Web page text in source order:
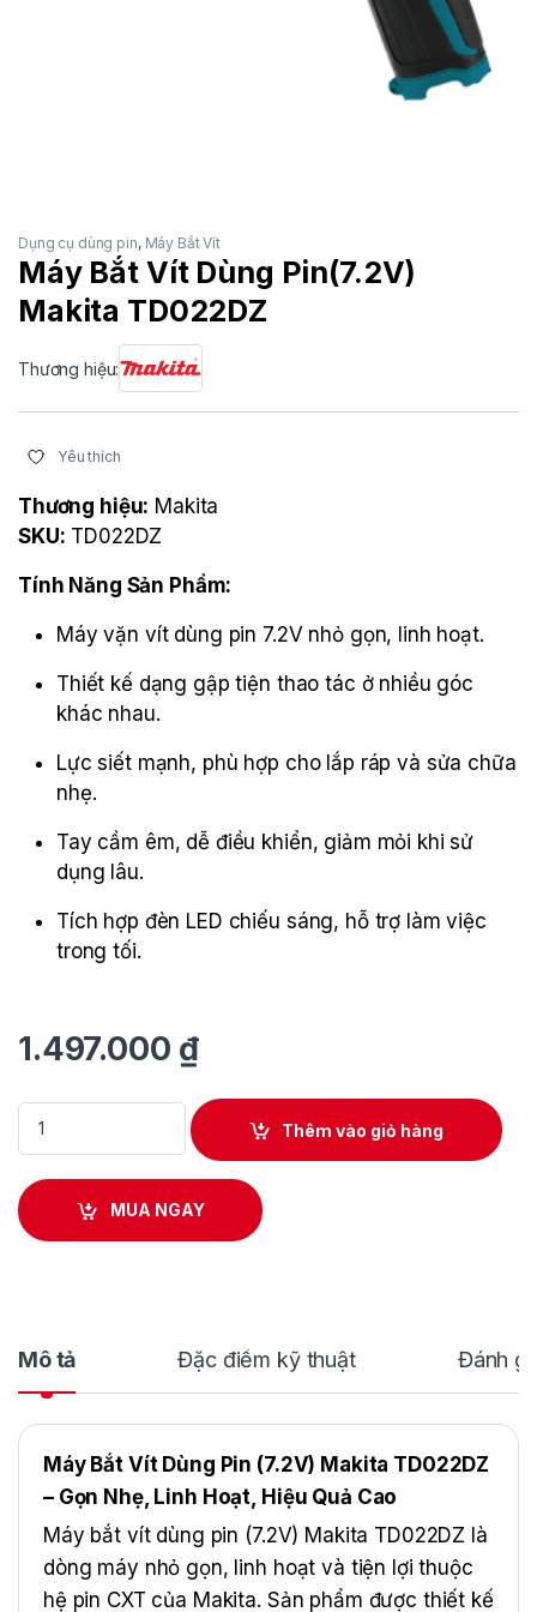
Dụng cụ dùng pin, Máy Bắt Vít
Máy Bắt Vít Dùng Pin(7.2V)
Makita TD022DZ
Thương hiệu:
Yêu thích
Thương hiệu: Makita
SKU: TD022DZ
Tính Năng Sản Phẩm:
Máy vặn vít dùng pin 7.2V nhỏ gọn, linh hoạt.
Thiết kế dạng gập tiện thao tác ở nhiều góc
khác nhau.
Lực siết mạnh, phù hợp cho lắp ráp và sửa chữa
nhẹ.
Tay cầm êm, dễ điều khiển, giảm mỏi khi sử
dụng lâu.
Tích hợp đèn LED chiếu sáng, hỗ trợ làm việc
trong tối.
1.497.000 ₫
Máy Bắt Vít Dùng Pin(7.2V) Makita TD022DZ quantity
Thêm vào giỏ hàng
MUA NGAY
Mô tả Đặc điểm kỹ thuật Đánh
Máy Bắt Vít Dùng Pin (7.2V) Makita TD022DZ
– Gọn Nhẹ, Linh Hoạt, Hiệu Quả Cao
Máy bắt vít dùng pin (7.2V) Makita TD022DZ là
dòng máy nhỏ gọn, linh hoạt và tiện lợi thuộc
hệ pin CXT của Makita. Sản phẩm được thiết kế